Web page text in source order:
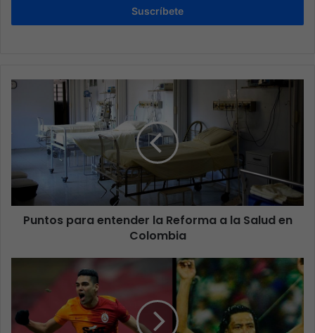
Suscríbete
Puntos para entender la Reforma a la Salud en
Colombia